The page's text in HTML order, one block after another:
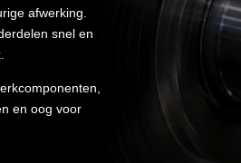
afwerking.
snel en
en oog voor